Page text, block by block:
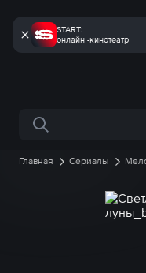
START:
онлайн -кинотеатр
Поиск по сайту
Главная Сериалы